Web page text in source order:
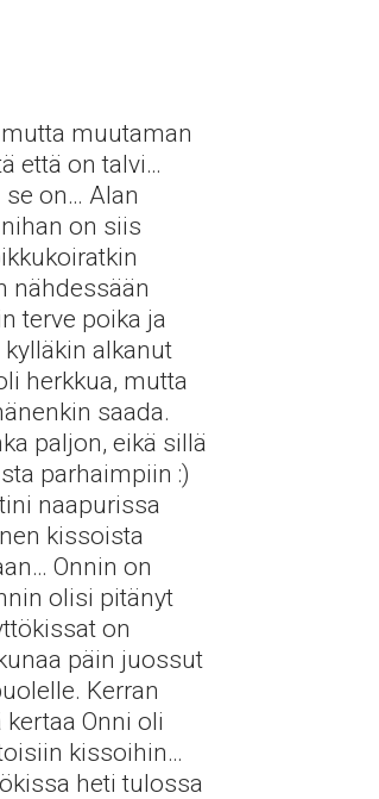
muutaman
että on talvi…
on… Alan
on siis
nähdessään
terve poika ja
alkanut
herkkua, mutta
saada.
paljon, eikä sillä
parhaimpiin :)
naapurissa
kissoista
Onnin on
olisi pitänyt
on
päin juossut
Kerran
Onni oli
kissoihin…
heti tulossa